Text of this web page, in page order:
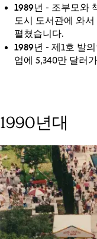
1989년 - 조부모와
도시 도서관에 와
펼쳤습니다.
1989년 - 제1호 발
업에 5,340만 달러
1990년대